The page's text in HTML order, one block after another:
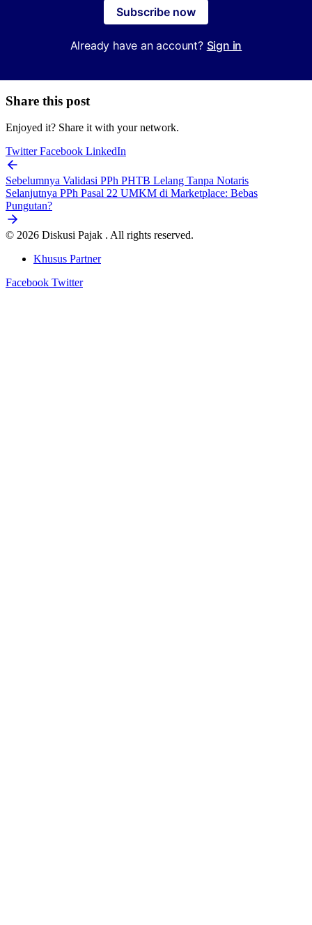
Subscribe now
Already have an account? Sign in
Share this post
Enjoyed it? Share it with your network.
TwitterFacebook LinkedIn
Sebelumnya Validasi PPh PHTB Lelang Tanpa Notaris
Selanjutnya PPh Pasal 22 UMKM di Marketplace: Bebas
Pungutan?
© 2026 Diskusi Pajak . All rights reserved.
Khusus Partner
Facebook Twitter